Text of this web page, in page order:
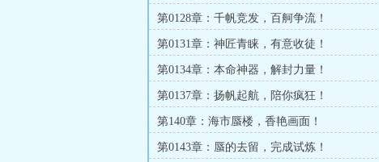
第0128章：千帆竞发，百舸争流！
第0131章：神匠青睐，有意收徒！
第0134章：本命神器，解封力量！
第0137章：扬帆起航，陪你疯狂！
第140章：海市蜃楼，香艳画面！
第0143章：蜃的去留，完成试炼！